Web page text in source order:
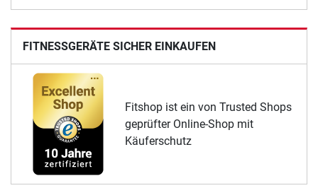
FITNESSGERÄTE SICHER EINKAUFEN
Fitshop ist ein von Trusted Shops
geprüfter Online-Shop mit
Käuferschutz